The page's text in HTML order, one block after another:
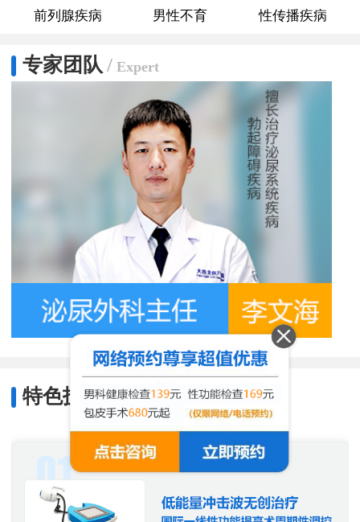
前列腺疾病 男性不育 性传播疾病
专家团队 / Expert
特色技术/Characteristic